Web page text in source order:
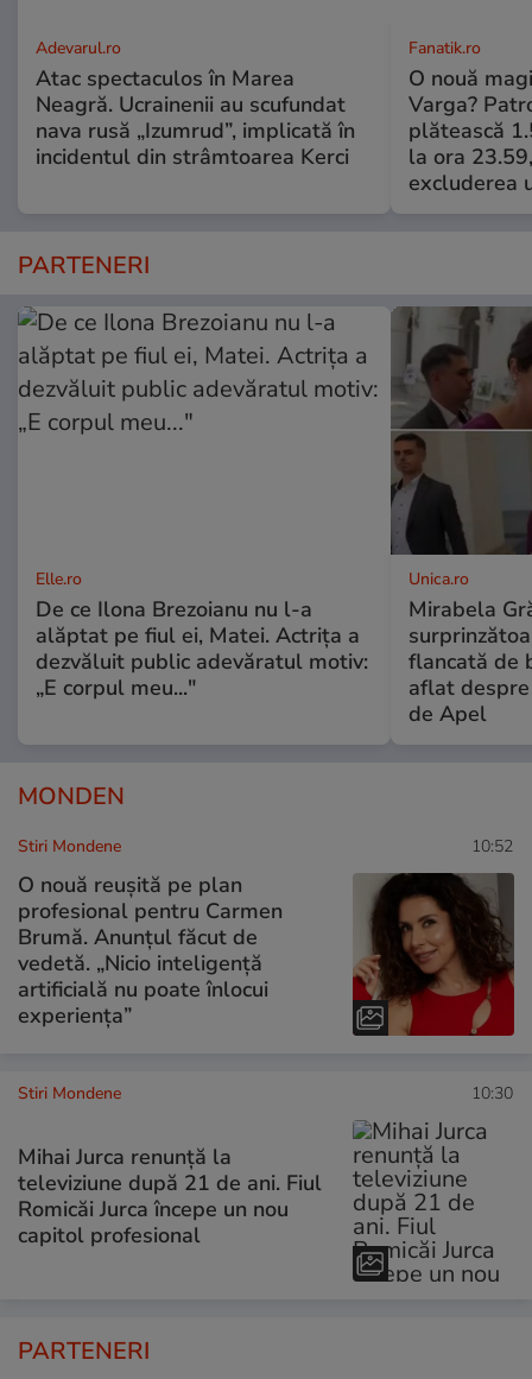
Adevarul.ro
Atac spectaculos în Marea
Neagră. Ucrainenii au scufundat
nava rusă „Izumrud”, implicată în
incidentul din strâmtoarea Kerci
Fanatik.ro
O nouă
Varga?
plătească
la ora
excluderea
PARTENERI
Elle.ro
De ce Ilona Brezoianu nu l-a
alăptat pe fiul ei, Matei. Actrița a
dezvăluit public adevăratul motiv:
„E corpul meu..."
Unica.ro
Mirabela
flancată de
aflat
de Apel
MONDEN
Stiri Mondene 10:52
O nouă reușită pe plan
profesional pentru Carmen
Brumă. Anunțul făcut de
vedetă. „Nicio inteligență
artificială nu poate înlocui
experiența”
Stiri Mondene 10:30
Mihai Jurca renunță la
televiziune după 21 de ani. Fiul
Romicăi Jurca începe un nou
capitol profesional
PARTENERI